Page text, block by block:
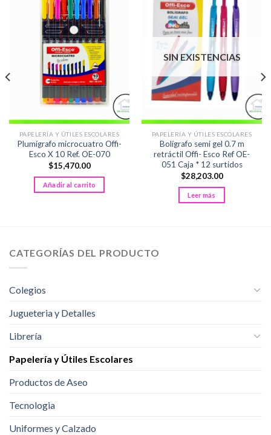
PAPELERÍA Y ÚTILES ESCOLARES
Plumígrafo microcuatro Offi-
Esco X 10 Ref. OE-070
$15,470.00
Añadir al carrito
SIN EXISTENCIAS
PAPELERÍA Y ÚTILES ESCOLARES
Bolígrafo semi gel 0.7 m
retráctil Offi- Esco Ref OE-
051 Caja * 12 surtidos
$28,203.00
Leer más
CATEGORÍAS DEL PRODUCTO
Colegios
Jugueteria y Detalles
Librería
Papelería y Útiles Escolares
Productos de Aseo
Tecnologia
Uniformes y Calzado